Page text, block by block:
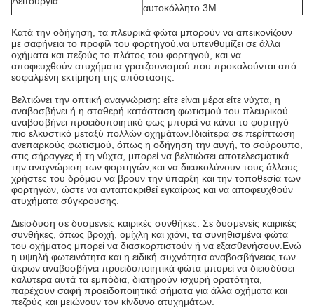
αυτοκόλλητο 3M
Κατά την οδήγηση, τα πλευρικά φώτα μπορούν να απεικονίζουν
με σαφήνεια το προφίλ του φορτηγού.να υπενθυμίζει σε άλλα
οχήματα και πεζούς το πλάτος του φορτηγού, και να
αποφευχθούν ατυχήματα γρατζουνισμού που προκαλούνται από
εσφαλμένη εκτίμηση της απόστασης.
Βελτιώνει την οπτική αναγνώριση: είτε είναι μέρα είτε νύχτα, η
αναβοσβήνει ή η σταθερή κατάσταση φωτισμού του πλευρικού
αναβοσβήνει προειδοποιητικό φως μπορεί να κάνει το φορτηγό
πιο ελκυστικό μεταξύ πολλών οχημάτων. Ιδιαίτερα σε περίπτωση
ανεπαρκούς φωτισμού, όπως η οδήγηση την αυγή, το σούρουπο,
στις σήραγγες ή τη νύχτα, μπορεί να βελτιώσει αποτελεσματικά
την αναγνώριση των φορτηγών,και να διευκολύνουν τους άλλους
χρήστες του δρόμου να βρουν την ύπαρξη και την τοποθεσία των
φορτηγών, ώστε να ανταποκριθεί εγκαίρως και να αποφευχθούν
ατυχήματα σύγκρουσης.
Διείσδυση σε δυσμενείς καιρικές συνθήκες: Σε δυσμενείς καιρικές
συνθήκες, όπως βροχή, ομίχλη και χιόνι, τα συνηθισμένα φώτα
του οχήματος μπορεί να διασκορπιστούν ή να εξασθενήσουν.Ενώ
η υψηλή φωτεινότητα και η ειδική συχνότητα αναβοσβήνειας των
άκρων αναβοσβήνει προειδοποιητικά φώτα μπορεί να διεισδύσει
καλύτερα αυτά τα εμπόδια, διατηρούν ισχυρή ορατότητα,
παρέχουν σαφή προειδοποιητικά σήματα για άλλα οχήματα και
πεζούς και μειώνουν τον κίνδυνο ατυχημάτων.